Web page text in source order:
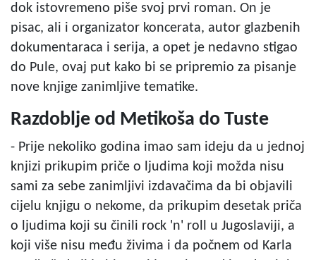
dok istovremeno piše svoj prvi roman. On je
pisac, ali i organizator koncerata, autor glazbenih
dokumentaraca i serija, a opet je nedavno stigao
do Pule, ovaj put kako bi se pripremio za pisanje
nove knjige zanimljive tematike.
Razdoblje od Metikoša do Tuste
- Prije nekoliko godina imao sam ideju da u jednoj
knjizi prikupim priče o ljudima koji možda nisu
sami za sebe zanimljivi izdavačima da bi objavili
cijelu knjigu o nekome, da prikupim desetak priča
o ljudima koji su činili rock 'n' roll u Jugoslaviji, a
koji više nisu među živima i da počnem od Karla